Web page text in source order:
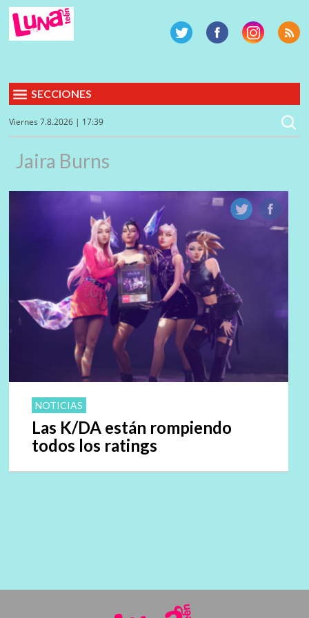
SECCIONES
Viernes 7.8.2026 | 17:39
Jaira Burns
NOTICIAS
Las K/DA están rompiendo
todos los ratings